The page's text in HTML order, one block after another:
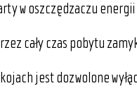
w oszczędzaczu
cały czas pobytu
jest dozwolone